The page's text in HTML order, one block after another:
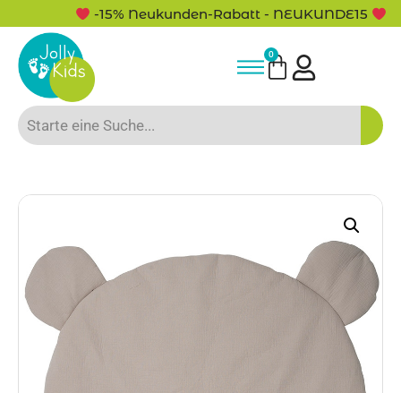
-15% Neukunden-Rabatt - NEUKUNDE15
0